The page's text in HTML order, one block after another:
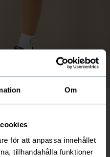
Om
för att anpassa innehållet
tillhandahålla funktioner
5.5 €